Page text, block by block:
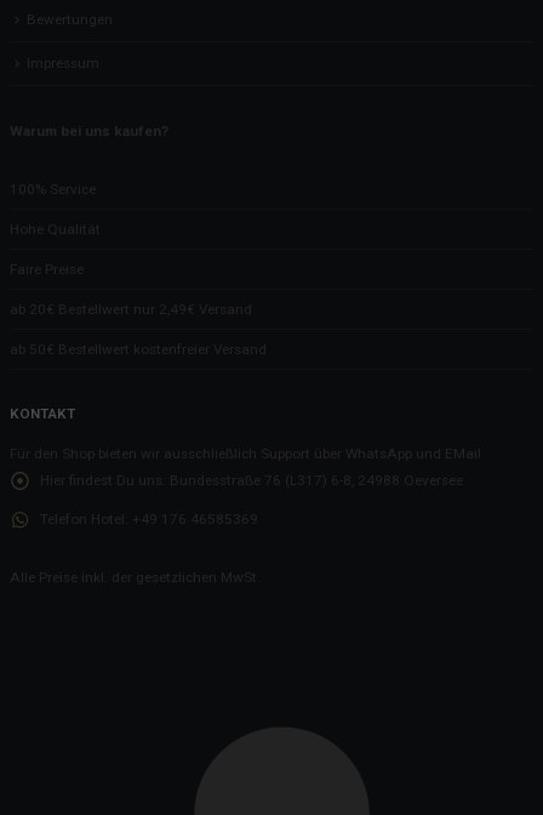
Bewertungen
Impressum
Warum bei uns kaufen?
100% Service
Hohe Qualität
Faire Preise
ab 20€ Bestellwert nur 2,49€ Versand
ab 50€ Bestellwert kostenfreier Versand
KONTAKT
Für den Shop bieten wir ausschließlich Support über WhatsApp und EMail
Hier findest Du uns:
Bundesstraße 76 (L317) 6-8, 24988 Oeversee
Telefon Hotel: +49 176 46585369
Alle Preise inkl. der gesetzlichen MwSt.